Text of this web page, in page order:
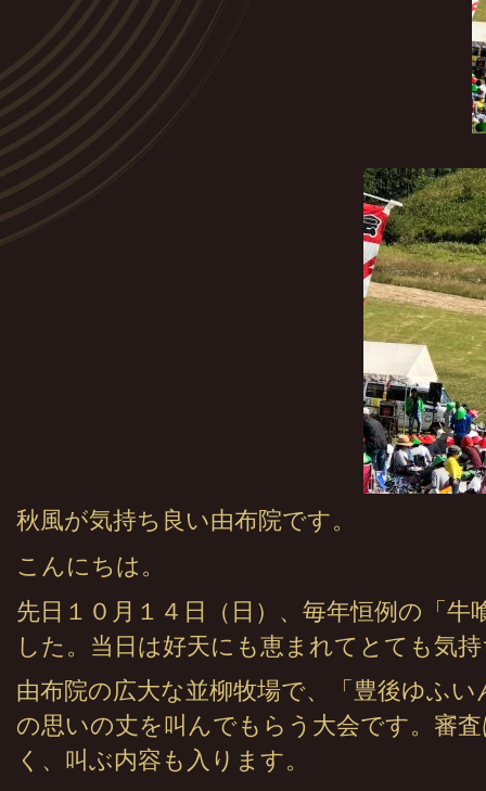
秋風が気持ち良い由布院です。
こんにちは。
先日１０月１４日（日）、毎年恒例の「牛
した。当日は好天にも恵まれてとても気
由布院の広大な並柳牧場で、「豊後ゆふ
の思いの丈を叫んでもらう大会です。審
く、叫ぶ内容も入ります。